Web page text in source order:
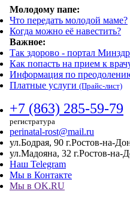
Молодому папе:
Что передать молодой маме?
Когда можно её навестить?
Важное:
Так здорово - портал
Как попасть на прием к
Информация по
Платные услуги (Прайс-лист)
+7 (863) 285-59-79
регистратура
perinatal-rost@mail.ru
ул.Бодрая, 90 г.Ростов-на-
ул.Мадояна, 32 г.Ростов-на-
Наш Telegram
Мы в Контакте
Мы в OK.RU